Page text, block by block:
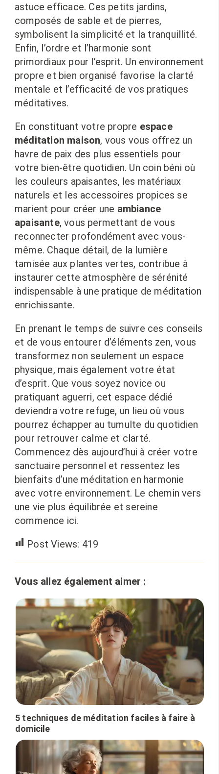
astuce efficace. Ces petits jardins,
composés de sable et de pierres,
symbolisent la simplicité et la tranquillité.
Enfin, l’ordre et l’harmonie sont
primordiaux pour l’esprit. Un environnement
propre et bien organisé favorise la clarté
mentale et l’efficacité de vos pratiques
méditatives.
En constituant votre propre espace
méditation maison, vous vous offrez un
havre de paix des plus essentiels pour
votre bien-être quotidien. Un coin béni où
les couleurs apaisantes, les matériaux
naturels et les accessoires propices se
marient pour créer une ambiance
apaisante, vous permettant de vous
reconnecter profondément avec vous-
même. Chaque détail, de la lumière
tamisée aux plantes vertes, contribue à
instaurer cette atmosphère de sérénité
indispensable à une pratique de méditation
enrichissante.
En prenant le temps de suivre ces conseils
et de vous entourer d’éléments zen, vous
transformez non seulement un espace
physique, mais également votre état
d’esprit. Que vous soyez novice ou
pratiquant aguerri, cet espace dédié
deviendra votre refuge, un lieu où vous
pourrez échapper au tumulte du quotidien
pour retrouver calme et clarté.
Commencez dès aujourd’hui à créer votre
sanctuaire personnel et ressentez les
bienfaits d’une méditation en harmonie
avec votre environnement. Le chemin vers
une vie plus équilibrée et sereine
commence ici.
Post Views: 419
Vous allez également aimer :
5 techniques de méditation faciles à faire à
domicile